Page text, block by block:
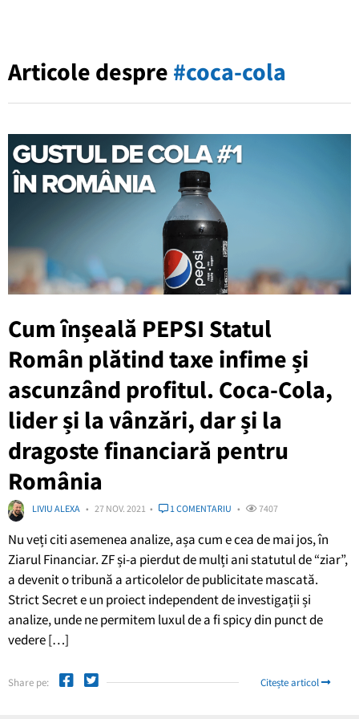
Articole despre #coca-cola
Cum înșeală PEPSI Statul
Român plătind taxe infime și
ascunzând profitul. Coca-Cola,
lider și la vânzări, dar și la
dragoste financiară pentru
România
LIVIU ALEXA 27 NOV. 2021 1 COMENTARIU 7407
Nu veți citi asemenea analize, așa cum e cea de mai jos, în
Ziarul Financiar. ZF și-a pierdut de mulți ani statutul de “ziar”,
a devenit o tribună a articolelor de publicitate mascată.
Strict Secret e un proiect independent de investigații și
analize, unde ne permitem luxul de a fi spicy din punct de
vedere […]
Share pe: Citește articol